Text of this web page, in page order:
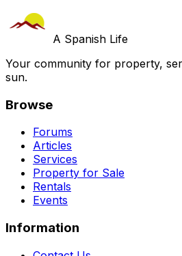
A Spanish Life
Your community for property,
sun.
Browse
Forums
Articles
Services
Property for Sale
Rentals
Events
Information